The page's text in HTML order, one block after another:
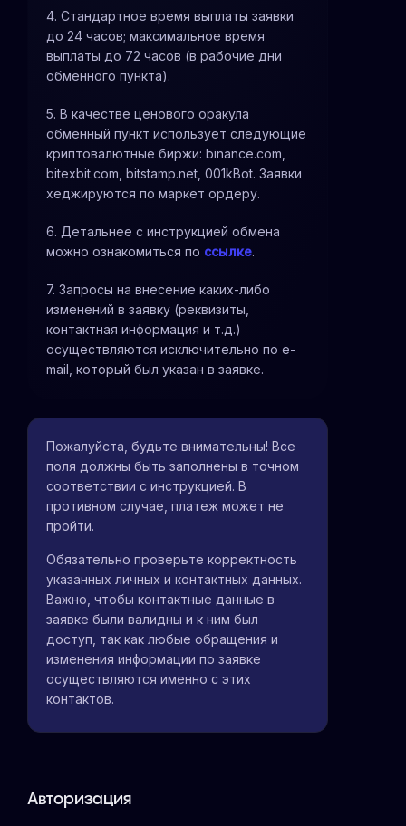
4. Стандартное время выплаты заявки
до 24 часов; максимальное время
выплаты до 72 часов (в рабочие дни
обменного пункта).
5. В качестве ценового оракула
обменный пункт использует следующие
криптовалютные биржи: binance.com,
bitexbit.com, bitstamp.net, 001kBot. Заявки
хеджируются по маркет ордеру.
6. Детальнее с инструкцией обмена
можно ознакомиться по ссылке.
7. Запросы на внесение каких-либо
изменений в заявку (реквизиты,
контактная информация и т.д.)
осуществляются исключительно по e-
mail, который был указан в заявке.
Пожалуйста, будьте внимательны! Все
поля должны быть заполнены в точном
соответствии с инструкцией. В
противном случае, платеж может не
пройти.
Обязательно проверьте корректность
указанных личных и контактных данных.
Важно, чтобы контактные данные в
заявке были валидны и к ним был
доступ, так как любые обращения и
изменения информации по заявке
осуществляются именно с этих
контактов.
Авторизация